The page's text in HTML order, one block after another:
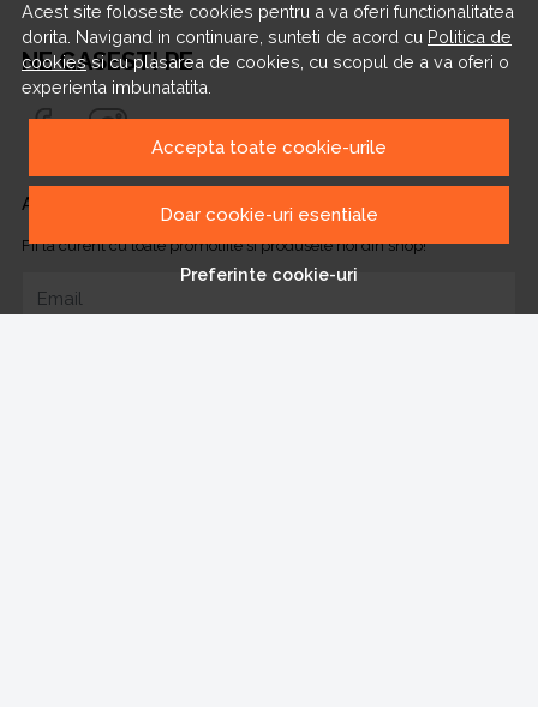
Acest site foloseste cookies pentru a va oferi functionalitatea
dorita. Navigand in continuare, sunteti de acord cu Politica de
cookiessi cu plasarea de cookies, cu scopul de a va oferi o
experienta imbunatatita.
Accepta toate cookie-urile
Doar cookie-uri esentiale
Preferinte cookie-uri
NE GASESTI PE
ABONEAZA-TE LA NEWSLETTER
Fii la curent cu toate promotiile si produsele noi din shop!
Email